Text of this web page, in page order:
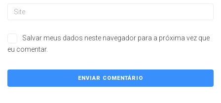
Salvar meus dados neste navegador para a próxima vez que
eu comentar.